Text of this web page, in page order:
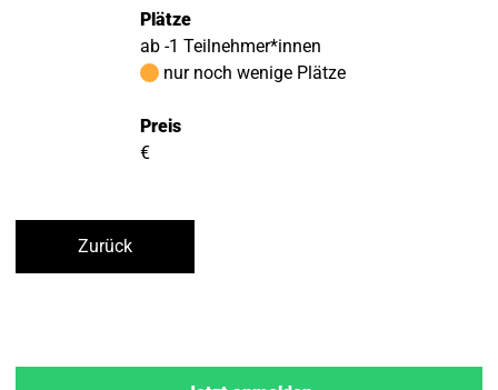
Plätze
ab -1 Teilnehmer*innen
nur noch wenige Plätze
Preis
€
Zurück